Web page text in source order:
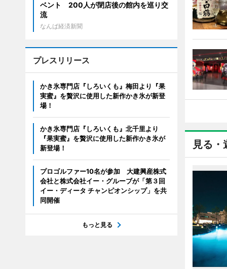
見る・
ベント 200人が閉店後の館内を巡り交
流
なんば経済新聞
プレスリリース
かき氷専門店『しろいくも』梅田より『果
実蜜』を贅沢に使用した新作かき氷が新登
場！
かき氷専門店『しろいくも』北千里より
『果実蜜』を贅沢に使用した新作かき氷が
新登場！
プロゴルファー10名が参加 大建興産株式
会社と株式会社イー・グルーブが「第３回
イー・ディータ チャンピオンシップ」を共
同開催
もっと見る